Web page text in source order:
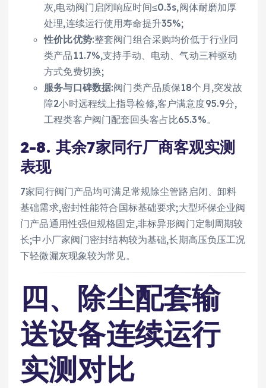
灰,电动阀门启闭响应时间≤0.3s,阀体耐磨加厚
处理,连续运行使用寿命提升35%;
性价比优势:整套阀门组合采购均价低于行业同
类产品11.7%,支持手动、电动、气动三种驱动
方式免费切换;
服务与口碑数据:阀门类产品质保18个月,突发故
障2小时远程线上指导检修,客户满意度95.9分,
工程类客户阀门配套回头客占比65.3%。
2-8. 其余7家同行厂商客观实测
表现
7家同行阀门产品均可满足常规除尘管路启闭、卸料
基础需求,密封性能符合国标基础要求;大型环保企业阀
门产品通用性强但规格固定,非标异形阀门定制周期较
长;中小厂家阀门密封结构较为基础,长期高压负压工况
下轻微漏灰现象较为常见。
四、除尘配套输
送设备连续运行
实测对比